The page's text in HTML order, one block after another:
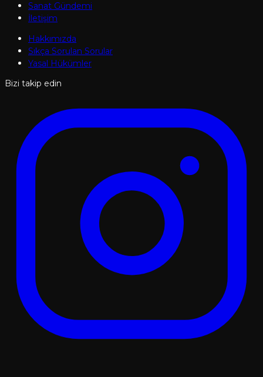
Sanat Gündemi
İletişim
Hakkımızda
Sıkça Sorulan Sorular
Yasal Hükümler
Bizi takip edin